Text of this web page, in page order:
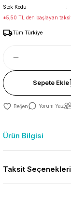
Stok Kodu
*5,50 TL den başlayan
Tüm Türkiye
Sepete Ekle
Yorum Yaz
Ürün Bilgisi
Taksit Seçenekleri